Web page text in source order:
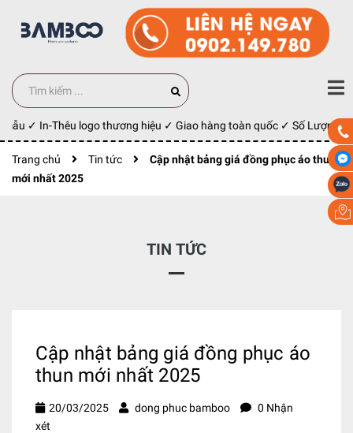
✓ In-Thêu logo thương hiệu ✓ Giao hàng toàn quốc ✓ Số Lượng
Trang chủ Tin tức
Cập nhật bảng giá đồng phục áo thun
mới nhất 2025
TIN TỨC
Cập nhật bảng giá đồng phục áo
thun mới nhất 2025
20/03/2025 dong phuc bamboo
0 Nhận
xét